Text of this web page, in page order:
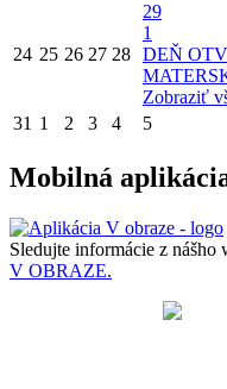
24 25 26 27 28
29
1
DEŇ
Zobraziť
31 1 2 3 4 5
Mobilná
Sledujte informácie z nášho
V OBRAZE.